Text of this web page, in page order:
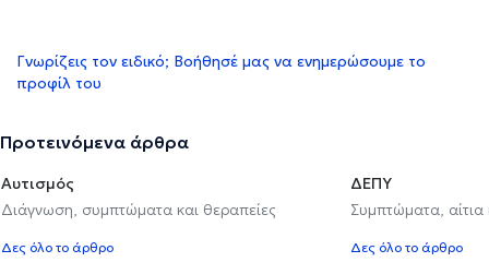
Γνωρίζεις τον ειδικό; Βοήθησέ μας να ενημερώσουμε το
προφίλ του
Προτεινόμενα άρθρα
Αυτισμός
Διάγνωση, συμπτώματα και θεραπείες
Δες όλο το άρθρο
ΔΕΠΥ
Συμπτώματα, αίτια
Δες όλο το άρθρο